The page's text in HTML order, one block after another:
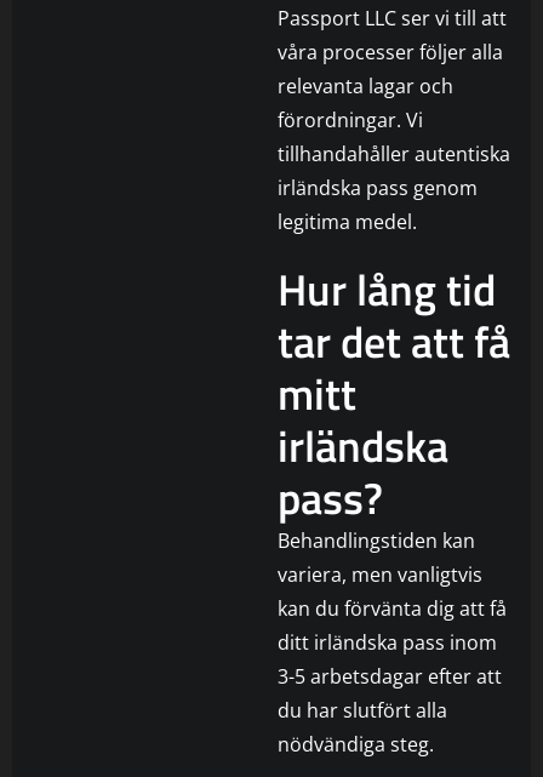
Passport LLC ser vi till att
våra processer följer alla
relevanta lagar och
förordningar. Vi
tillhandahåller autentiska
irländska pass genom
legitima medel.
Hur lång tid
tar det att få
mitt
irländska
pass?
Behandlingstiden kan
variera, men vanligtvis
kan du förvänta dig att få
ditt irländska pass inom
3-5 arbetsdagar efter att
du har slutfört alla
nödvändiga steg.